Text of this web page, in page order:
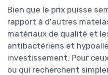
Bien que le prix puisse
rapport à d'autres
matériaux de qualité et
antibactériens et
investissement. Pour
ou qui recherchent